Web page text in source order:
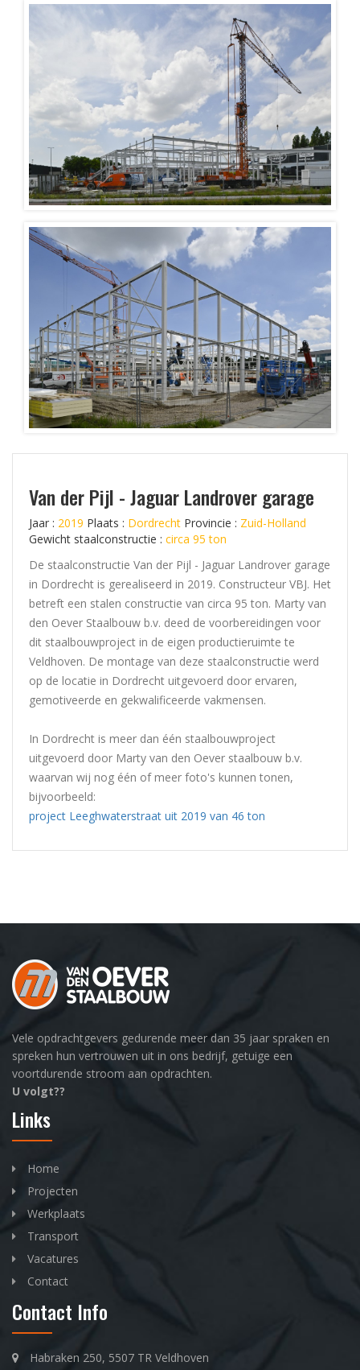
Van der Pijl - Jaguar Landrover garage
Jaar : 2019 Plaats : Dordrecht Provincie : Zuid-Holland
Gewicht staalconstructie : circa 95 ton
De staalconstructie Van der Pijl - Jaguar Landrover garage
in Dordrecht is gerealiseerd in 2019. Constructeur VBJ. Het
betreft een stalen constructie van circa 95 ton. Marty van
den Oever Staalbouw b.v. deed de voorbereidingen voor
dit staalbouwproject in de eigen productieruimte te
Veldhoven. De montage van deze staalconstructie werd
op de locatie in Dordrecht uitgevoerd door ervaren,
gemotiveerde en gekwalificeerde vakmensen.
In Dordrecht is meer dan één staalbouwproject
uitgevoerd door Marty van den Oever staalbouw b.v.
waarvan wij nog één of meer foto's kunnen tonen,
bijvoorbeeld:
project Leeghwaterstraat uit 2019 van 46 ton
Vele opdrachtgevers gedurende meer dan 35 jaar spraken en
spreken hun vertrouwen uit in ons bedrijf, getuige een
voortdurende stroom aan opdrachten.
U volgt??
Links
Home
Projecten
Werkplaats
Transport
Vacatures
Contact
Contact Info
Habraken 250, 5507 TR Veldhoven